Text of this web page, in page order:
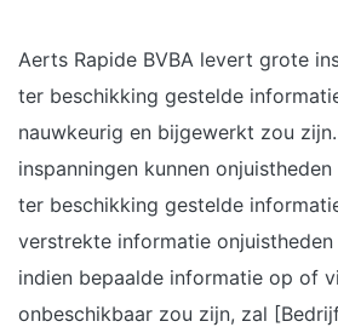
Aerts Rapide BVBA levert grote
ter beschikking gestelde
nauwkeurig en bijgewerkt zou
inspanningen kunnen
ter beschikking gestelde
verstrekte informatie
indien bepaalde informatie op of
onbeschikbaar zou zijn, zal